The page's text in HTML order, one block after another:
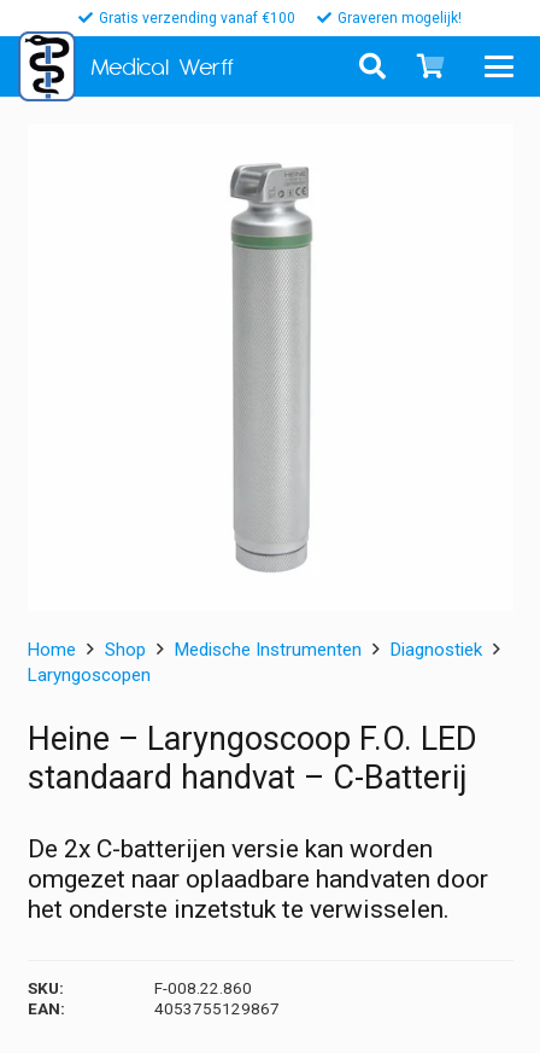
Gratis verzending vanaf €100 Graveren mogelijk!
Medical Werff
Home Shop Medische Instrumenten
Diagnostiek
Laryngoscopen
Heine – Laryngoscoop F.O. LED
standaard handvat – C-Batterij
De 2x C-batterijen versie kan worden
omgezet naar oplaadbare handvaten door
het onderste inzetstuk te verwisselen.
SKU:
F-008.22.860
EAN:
4053755129867